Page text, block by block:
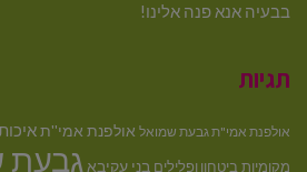
בבעיה אנא פנה אלינו!
תגיות
אולפנת אמי"ת גבעת שמואל אולפנת אמי''ת
מקומיות ביטחון ופלילים בני עקיבא גבעת